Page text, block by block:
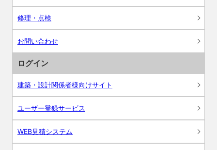
修理・点検
お問い合わせ
ログイン
建築・設計関係者様向けサイト
ユーザー登録サービス
WEB見積システム